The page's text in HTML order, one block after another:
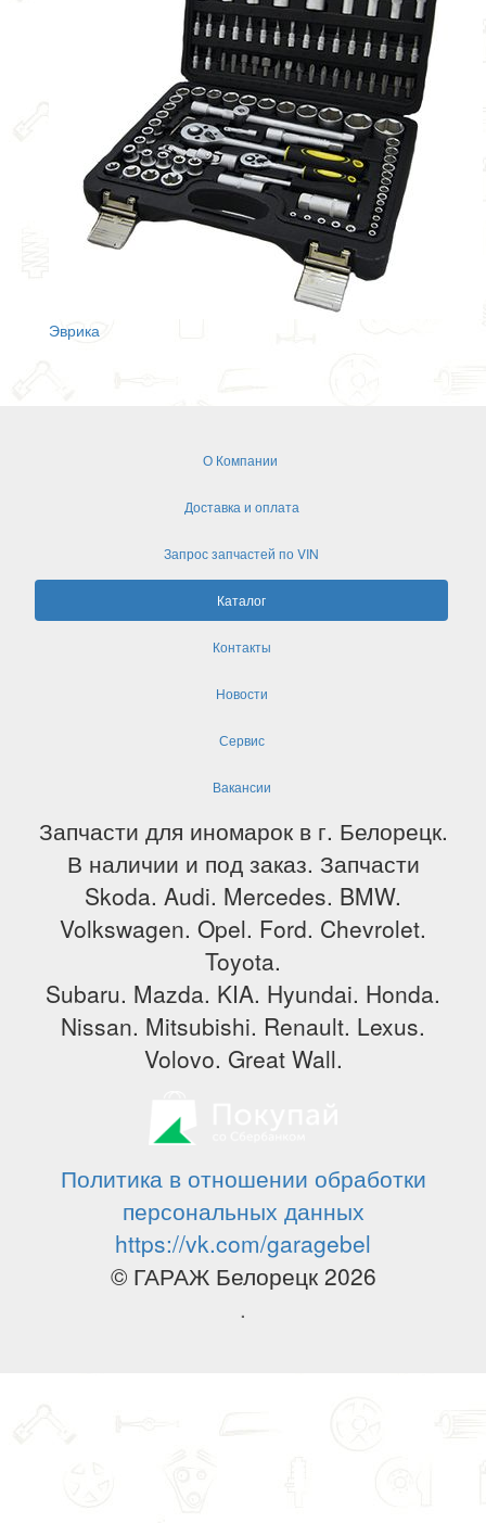
Эврика
О Компании
Доставка и оплата
Запрос запчастей по VIN
Каталог
Контакты
Новости
Сервис
Вакансии
Запчасти для иномарок в г. Белорецк.
В наличии и под заказ. Запчасти
Skoda. Audi. Mercedes. BMW.
Volkswagen. Opel. Ford. Chevrolet.
Toyota.
Subaru. Mazda. KIA. Hyundai. Honda.
Nissan. Mitsubishi. Renault. Lexus.
Volovo. Great Wall.
Политика в отношении обработки
персональных данных
https://vk.com/garagebel
© ГАРАЖ Белорецк 2026
.